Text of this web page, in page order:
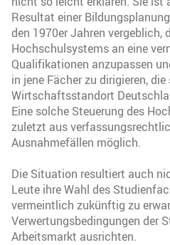
Resultat einer
den 1970er Jahren vergeblich,
Hochschulsystems an eine
Qualifikationen anzupassen
in jene Fächer zu dirigieren,
Wirtschaftsstandort
Eine solche Steuerung des
zuletzt aus
Ausnahmefällen möglich.
Die Situation resultiert auch
Leute ihre Wahl des
vermeintlich zukünftig zu
Verwertungsbedingungen der
Arbeitsmarkt ausrichten.